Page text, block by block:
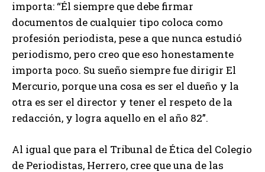
importa: “Él siempre que debe firmar
documentos de cualquier tipo coloca como
profesión periodista, pese a que nunca estudió
periodismo, pero creo que eso honestamente
importa poco. Su sueño siempre fue dirigir El
Mercurio, porque una cosa es ser el dueño y la
otra es ser el director y tener el respeto de la
redacción, y logra aquello en el año 82”.
Al igual que para el Tribunal de Ética del Colegio
de Periodistas, Herrero, cree que una de las